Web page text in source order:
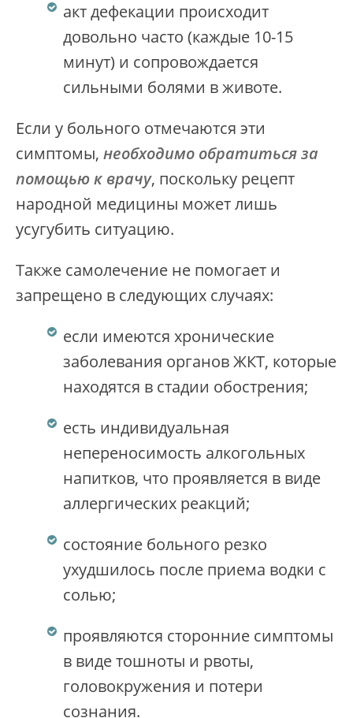
акт дефекации происходит
довольно часто (каждые 10-15
минут) и сопровождается
сильными болями в животе.
Если у больного отмечаются эти
симптомы, необходимо обратиться за
помощью к врачу, поскольку рецепт
народной медицины может лишь
усугубить ситуацию.
Также самолечение не помогает и
запрещено в следующих случаях:
если имеются хронические
заболевания органов ЖКТ, которые
находятся в стадии обострения;
есть индивидуальная
непереносимость алкогольных
напитков, что проявляется в виде
аллергических реакций;
состояние больного резко
ухудшилось после приема водки с
солью;
проявляются сторонние симптомы
в виде тошноты и рвоты,
головокружения и потери
сознания.